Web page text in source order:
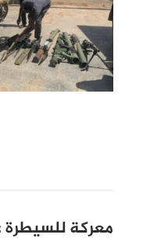
معركة للسيطرة